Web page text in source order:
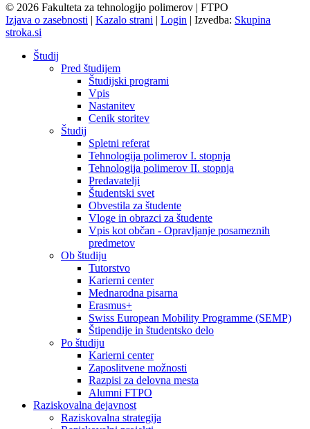
© 2026 Fakulteta za tehnologijo polimerov | FTPO
Izjava o zasebnosti | Kazalo strani | Login | Izvedba: Skupina
stroka.si
Študij
Pred študijem
Študijski programi
Vpis
Nastanitev
Cenik storitev
Študij
Spletni referat
Tehnologija polimerov I. stopnja
Tehnologija polimerov II. stopnja
Predavatelji
Študentski svet
Obvestila za študente
Vloge in obrazci za študente
Vpis kot občan - Opravljanje posameznih
predmetov
Ob študiju
Tutorstvo
Karierni center
Mednarodna pisarna
Erasmus+
Swiss European Mobility Programme (SEMP)
Štipendije in študentsko delo
Po študiju
Karierni center
Zaposlitvene možnosti
Razpisi za delovna mesta
Alumni FTPO
Raziskovalna dejavnost
Raziskovalna strategija